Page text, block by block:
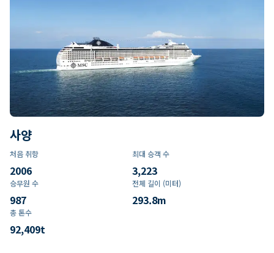
사양
처음 취항
2006
최대 승객 수
3,223
승무원 수
987
전체 길이 (미터)
293.8m
총 톤수
92,409t